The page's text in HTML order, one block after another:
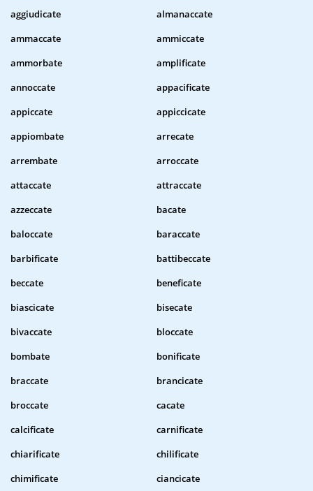
aggiudicate
almanaccate
ammaccate
ammiccate
ammorbate
amplificate
annoccate
appacificate
appiccate
appiccicate
appiombate
arrecate
arrembate
arroccate
attaccate
attraccate
azzeccate
bacate
baloccate
baraccate
barbificate
battibeccate
beccate
beneficate
biascicate
bisecate
bivaccate
bloccate
bombate
bonificate
braccate
brancicate
broccate
cacate
calcificate
carnificate
chiarificate
chilificate
chimificate
ciancicate